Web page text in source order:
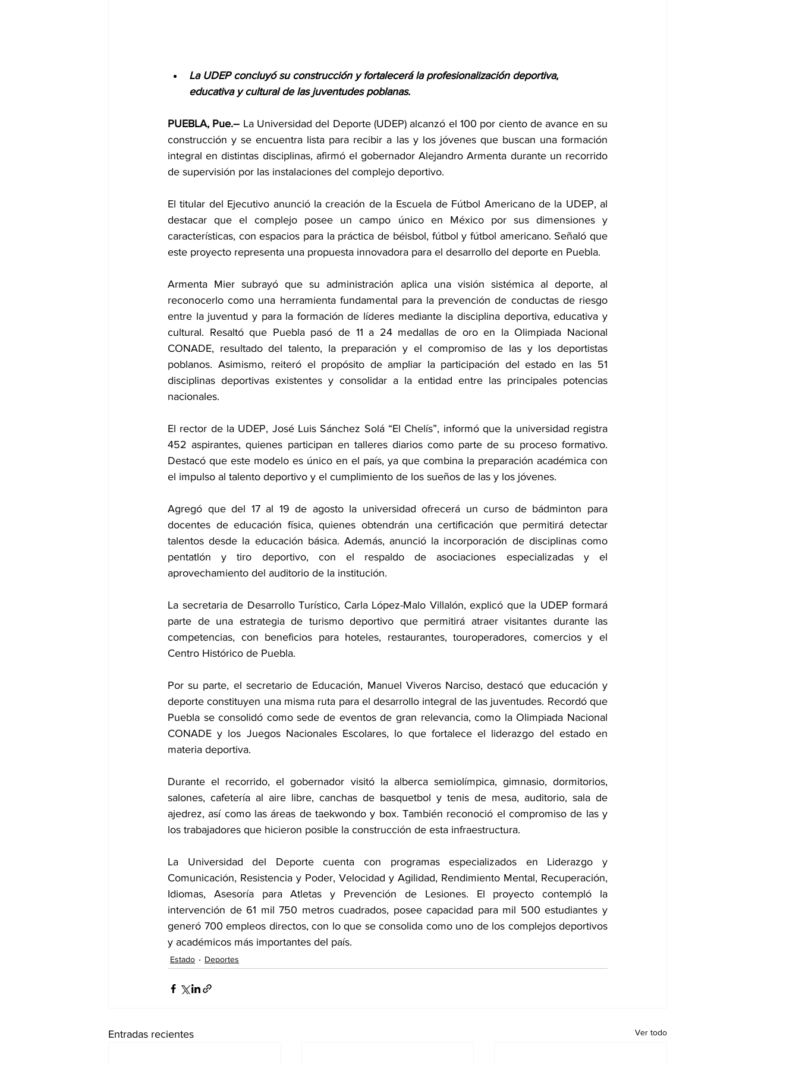
La UDEP concluyó su construcción y fortalecerá la profesionalización deportiva,
educativa y cultural de las juventudes poblanas.
PUEBLA, Pue.– La Universidad del Deporte (UDEP) alcanzó el 100 por ciento de avance en su
construcción y se encuentra lista para recibir a las y los jóvenes que buscan una formación
integral en distintas disciplinas, afirmó el gobernador Alejandro Armenta durante un recorrido
de supervisión por las instalaciones del complejo deportivo.
El titular del Ejecutivo anunció la creación de la Escuela de Fútbol Americano de la UDEP, al
destacar que el complejo posee un campo único en México por sus dimensiones y
características, con espacios para la práctica de béisbol, fútbol y fútbol americano. Señaló que
este proyecto representa una propuesta innovadora para el desarrollo del deporte en Puebla.
Armenta Mier subrayó que su administración aplica una visión sistémica al deporte, al
reconocerlo como una herramienta fundamental para la prevención de conductas de riesgo
entre la juventud y para la formación de líderes mediante la disciplina deportiva, educativa y
cultural. Resaltó que Puebla pasó de 11 a 24 medallas de oro en la Olimpiada Nacional
CONADE, resultado del talento, la preparación y el compromiso de las y los deportistas
poblanos. Asimismo, reiteró el propósito de ampliar la participación del estado en las 51
disciplinas deportivas existentes y consolidar a la entidad entre las principales potencias
nacionales.
El rector de la UDEP, José Luis Sánchez Solá “El Chelís”, informó que la universidad registra
452 aspirantes, quienes participan en talleres diarios como parte de su proceso formativo.
Destacó que este modelo es único en el país, ya que combina la preparación académica con
el impulso al talento deportivo y el cumplimiento de los sueños de las y los jóvenes.
Agregó que del 17 al 19 de agosto la universidad ofrecerá un curso de bádminton para
docentes de educación física, quienes obtendrán una certificación que permitirá detectar
talentos desde la educación básica. Además, anunció la incorporación de disciplinas como
pentatlón y tiro deportivo, con el respaldo de asociaciones especializadas y el
aprovechamiento del auditorio de la institución.
La secretaria de Desarrollo Turístico, Carla López-Malo Villalón, explicó que la UDEP formará
parte de una estrategia de turismo deportivo que permitirá atraer visitantes durante las
competencias, con beneficios para hoteles, restaurantes, touroperadores, comercios y el
Centro Histórico de Puebla.
Por su parte, el secretario de Educación, Manuel Viveros Narciso, destacó que educación y
deporte constituyen una misma ruta para el desarrollo integral de las juventudes. Recordó que
Puebla se consolidó como sede de eventos de gran relevancia, como la Olimpiada Nacional
CONADE y los Juegos Nacionales Escolares, lo que fortalece el liderazgo del estado en
materia deportiva.
Durante el recorrido, el gobernador visitó la alberca semiolímpica, gimnasio, dormitorios,
salones, cafetería al aire libre, canchas de basquetbol y tenis de mesa, auditorio, sala de
ajedrez, así como las áreas de taekwondo y box. También reconoció el compromiso de las y
los trabajadores que hicieron posible la construcción de esta infraestructura.
La Universidad del Deporte cuenta con programas especializados en Liderazgo y
Comunicación, Resistencia y Poder, Velocidad y Agilidad, Rendimiento Mental, Recuperación,
Idiomas, Asesoría para Atletas y Prevención de Lesiones. El proyecto contempló la
intervención de 61 mil 750 metros cuadrados, posee capacidad para mil 500 estudiantes y
generó 700 empleos directos, con lo que se consolida como uno de los complejos deportivos
y académicos más importantes del país.
Estado Deportes
Entradas recientes Ver todo